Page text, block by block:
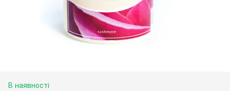
В наявності